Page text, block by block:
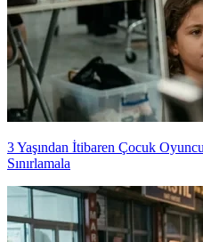
3 Yaşından İtibaren Çocuk
Sınırlamala